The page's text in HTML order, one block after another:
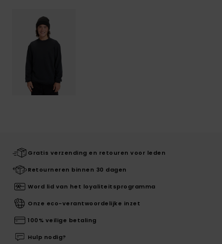
Gratis verzending en retouren voor leden
Retourneren binnen 30 dagen
Word lid van het loyaliteitsprogramma
Onze eco-verantwoordelijke inzet
100% veilige betaling
Hulp nodig?